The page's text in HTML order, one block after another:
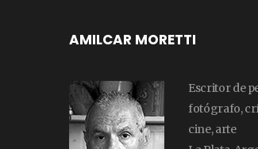
AMILCAR MORETTI
Escritor de
fotógrafo,
cine, arte